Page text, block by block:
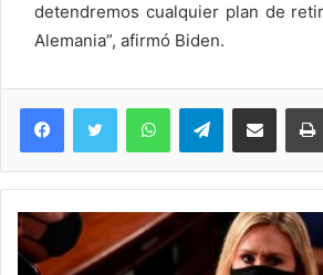
detendremos cualquier plan de
Alemania”, afirmó Biden.
WhatsAppTelegramCompartir via Email